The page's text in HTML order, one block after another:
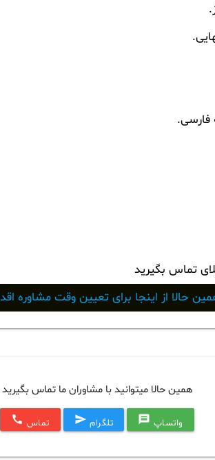
تماس بگیرید
حالا از اینجا برای تعیین وقت مشاوره
همین حالا میتوانید با مشاوران ما تماس بگیرید
واتساپ message تلگرام send تماس call